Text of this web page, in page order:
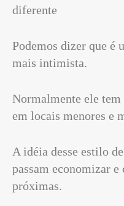
diferente
Podemos dizer que é
mais intimista.
Normalmente ele
em locais menores e
A idéia desse estilo
passam economizar e
próximas.